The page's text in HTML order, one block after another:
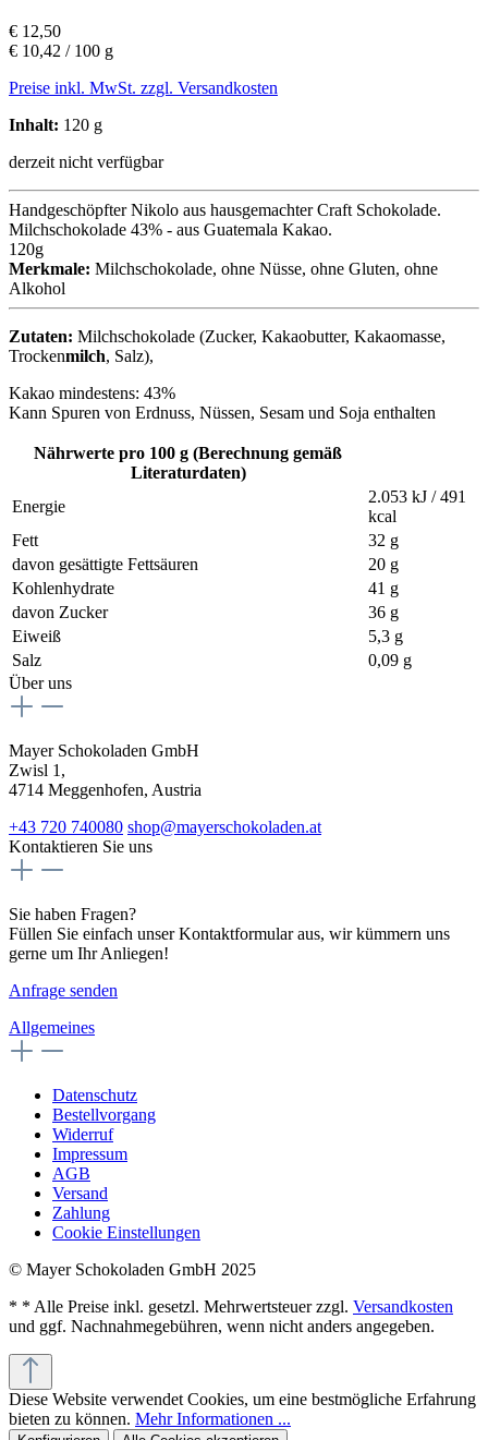
€ 12,50
€ 10,42 / 100 g
Preise inkl. MwSt. zzgl. Versandkosten
Inhalt: 120 g
derzeit nicht verfügbar
Handgeschöpfter Nikolo aus hausgemachter Craft Schokolade.
Milchschokolade 43% - aus Guatemala Kakao.
120g
Merkmale: Milchschokolade, ohne Nüsse, ohne Gluten, ohne
Alkohol
Zutaten: Milchschokolade (Zucker, Kakaobutter, Kakaomasse,
Trockenmilch, Salz),
Kakao mindestens: 43%
Kann Spuren von Erdnuss, Nüssen, Sesam und Soja enthalten
Nährwerte pro 100 g (Berechnung gemäß
Literaturdaten)
Energie
2.053 kJ / 491
kcal
Fett
32 g
davon gesättigte Fettsäuren
20 g
Kohlenhydrate
41 g
davon Zucker
36 g
Eiweiß
5,3 g
Salz
0,09 g
Über uns
Mayer Schokoladen GmbH
Zwisl 1,
4714 Meggenhofen, Austria
+43 720 740080 shop@mayerschokoladen.at
Kontaktieren Sie uns
Sie haben Fragen?
Füllen Sie einfach unser Kontaktformular aus, wir kümmern uns
gerne um Ihr Anliegen!
Anfrage senden
Allgemeines
Datenschutz
Bestellvorgang
Widerruf
Impressum
AGB
Versand
Zahlung
Cookie Einstellungen
© Mayer Schokoladen GmbH 2025
* * Alle Preise inkl. gesetzl. Mehrwertsteuer zzgl. Versandkosten
und ggf. Nachnahmegebühren, wenn nicht anders angegeben.
Diese Website verwendet Cookies, um eine bestmögliche Erfahrung
bieten zu können. Mehr Informationen ...